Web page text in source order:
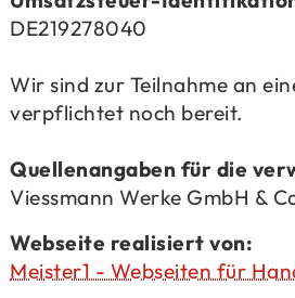
DE219278040
Wir sind zur Teil­nah­me an
ver­pflich­tet noch be­reit.
Quel­len­an­ga­ben für die
Viess­mann Werke GmbH &
Web­sei­te rea­li­siert von:
Meis­ter1 - Web­sei­ten für